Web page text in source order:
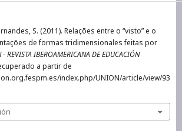
S. (2011). Relações entre o “visto” e o
de formas tridimensionales feitas por
REVISTA IBEROAMERICANA DE EDUCACIÓN
a partir de
index.php/UNION/article/view/93